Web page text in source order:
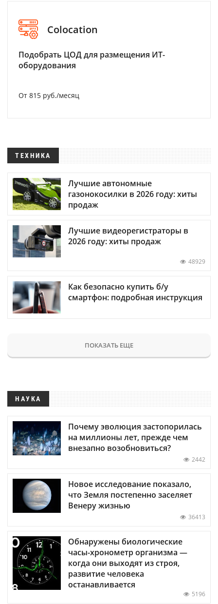
Colocation
Подобрать ЦОД для размещения ИТ-
оборудования
От 815 руб./месяц
ТЕХНИКА
Лучшие автономные
газонокосилки в 2026 году: хиты
продаж
Лучшие видеорегистраторы в
2026 году: хиты продаж
48929
Как безопасно купить б/у
смартфон: подробная инструкция
ПОКАЗАТЬ ЕЩЕ
НАУКА
Почему эволюция застопорилась
на миллионы лет, прежде чем
внезапно возобновиться?
2442
Новое исследование показало,
что Земля постепенно заселяет
Венеру жизнью
36413
Обнаружены биологические
часы-хронометр организма —
когда они выходят из строя,
развитие человека
останавливается
5196